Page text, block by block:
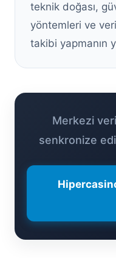
teknik doğası,
yöntemleri ve
takibi yapmanın
Merkezi
senkronize